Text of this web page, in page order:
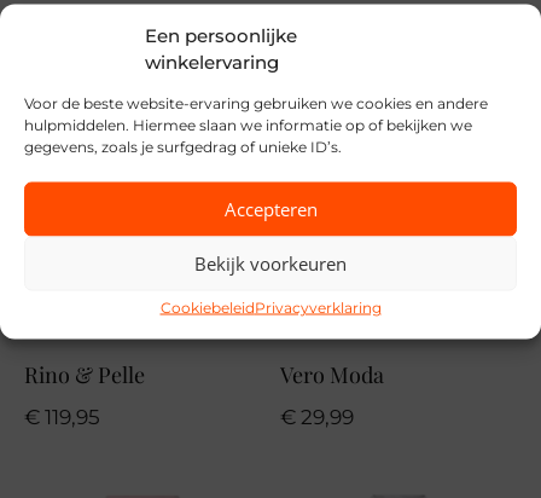
Een persoonlijke
winkelervaring
Voor de beste website-ervaring gebruiken we cookies en andere
hulpmiddelen. Hiermee slaan we informatie op of bekijken we
gegevens, zoals je surfgedrag of unieke ID’s.
Accepteren
Bekijk voorkeuren
CookiebeleidPrivacyverklaring
Seizoen
Rino & Pelle
€ 119,95
Vero Moda
€ 29,99